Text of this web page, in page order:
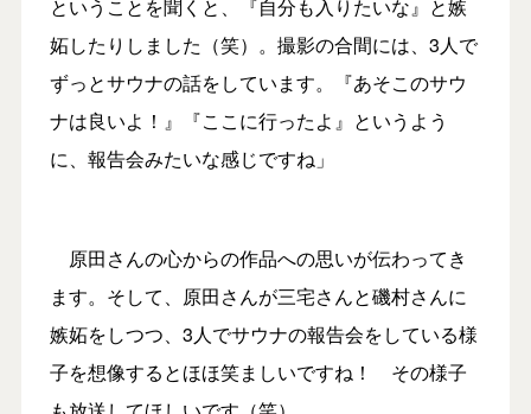
ということを聞くと、『自分も入りたいな』と嫉
妬したりしました（笑）。撮影の合間には、3人で
ずっとサウナの話をしています。『あそこのサウ
ナは良いよ！』『ここに行ったよ』というよう
に、報告会みたいな感じですね」
原田さんの心からの作品への思いが伝わってき
ます。そして、原田さんが三宅さんと磯村さんに
嫉妬をしつつ、3人でサウナの報告会をしている様
子を想像するとほほ笑ましいですね！ その様子